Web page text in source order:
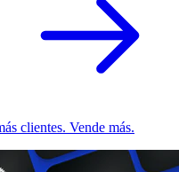
clientes. Vende más.